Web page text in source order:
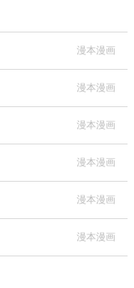
漫本漫画
漫本漫画
漫本漫画
漫本漫画
漫本漫画
漫本漫画